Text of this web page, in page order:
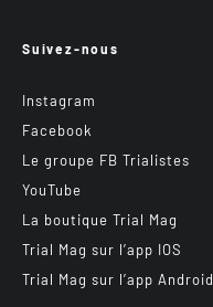
Suivez-nous
Instagram
Facebook
Le groupe FB Trialistes
YouTube
La boutique Trial Mag
Trial Mag sur l’app IOS
Trial Mag sur l’app Android